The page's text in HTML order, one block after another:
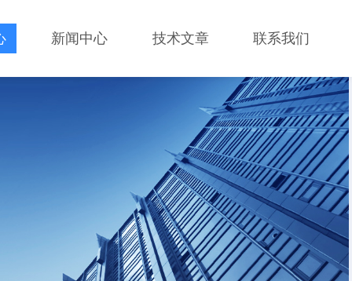
新闻中心 技术文章 联系我们